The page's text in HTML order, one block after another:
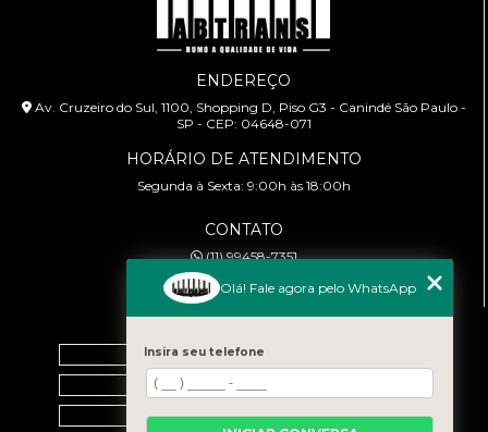
ENDEREÇO
Av. Cruzeiro do Sul, 1100, Shopping D, Piso G3 - Canindé São Paulo -
SP - CEP: 04648-071
HORÁRIO DE ATENDIMENTO
Segunda à Sexta: 9:00h às 18:00h
CONTATO
(11) 99458-7351
cursoabtrans@gmail.com
Home
Empresa
Galeria
Olá! Fale agora pelo WhatsApp
Insira seu telefone